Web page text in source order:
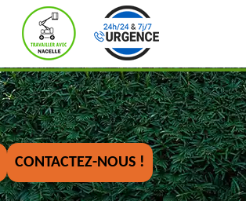
CONTACTEZ-NOUS !